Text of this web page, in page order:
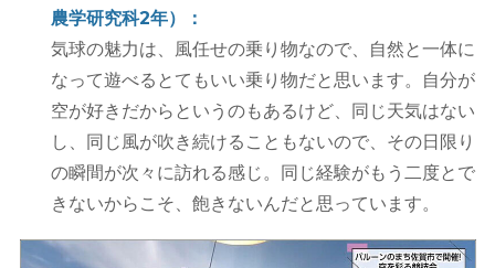
農学研究科2年）：
気球の魅力は、風任せの乗り物なので、自然と一体に
なって遊べるとてもいい乗り物だと思います。自分が
空が好きだからというのもあるけど、同じ天気はない
し、同じ風が吹き続けることもないので、その日限り
の瞬間が次々に訪れる感じ。同じ経験がもう二度とで
きないからこそ、飽きないんだと思っています。